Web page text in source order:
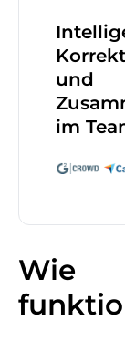
und
im
Wie